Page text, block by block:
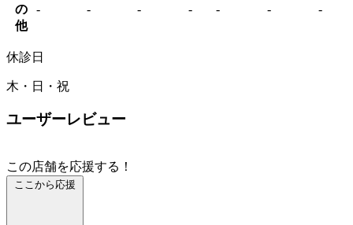
の
他
- - - - - - -
休診日
木・日・祝
ユーザーレビュー
この店舗を応援する！
ここから応援